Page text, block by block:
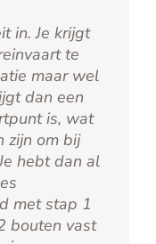
in. Je krijgt
te
maar wel
dan een
is, wat
zijn om bij
hebt dan al
met stap 1
bouten vast